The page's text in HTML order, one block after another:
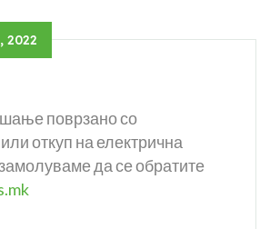
2022
поврзано со
откуп на електрична
да се обратите